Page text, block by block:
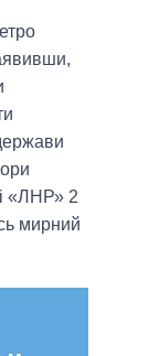
«ЛНР» 2
мирний